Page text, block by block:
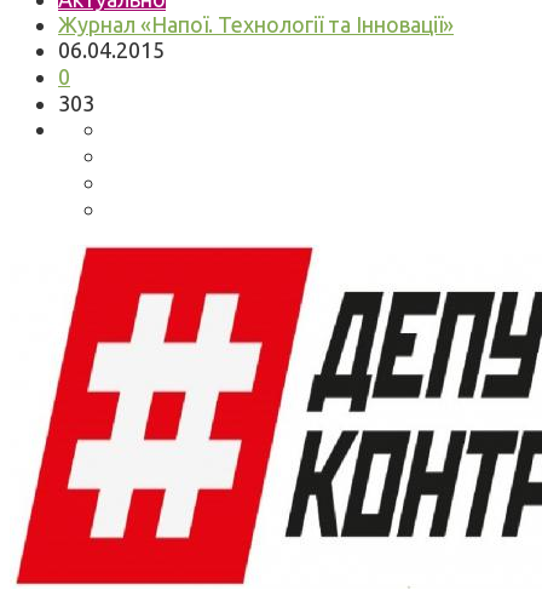
Журнал «Напої. Технології та Інновації»
06.04.2015
0
303